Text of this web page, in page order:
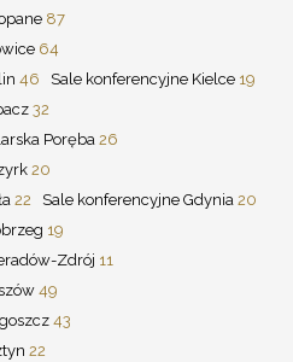
87
64
46 Sale konferencyjne Kielce 19
32
Poręba 26
20
22 Sale konferencyjne Gdynia 20
19
Zdrój 11
49
43
22